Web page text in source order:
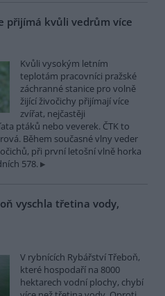
přijímá kvůli vedrům více
Kvůli vysokým letním
teplotám pracovníci pražské
záchranné stanice pro volně
žijící živočichy přijímají více
zvířat, nejčastěji
ptáků nebo veverek. ČTK to
Během současné vlny veder
při první letošní vlně horka
578.
vyschla třetina vody,
V rybnících Rybářství Třeboň,
které hospodaří na 8000
hektarech vodní plochy, chybí